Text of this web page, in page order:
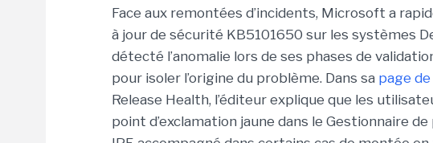
Face aux remontées d’incidents, Microsoft a
à jour de sécurité KB5101650 sur les systèmes
détecté l’anomalie lors de ses phases de
pour isoler l’origine du problème. Dans sa page
Release Health, l’éditeur explique que les
point d’exclamation jaune dans le Gestionnaire